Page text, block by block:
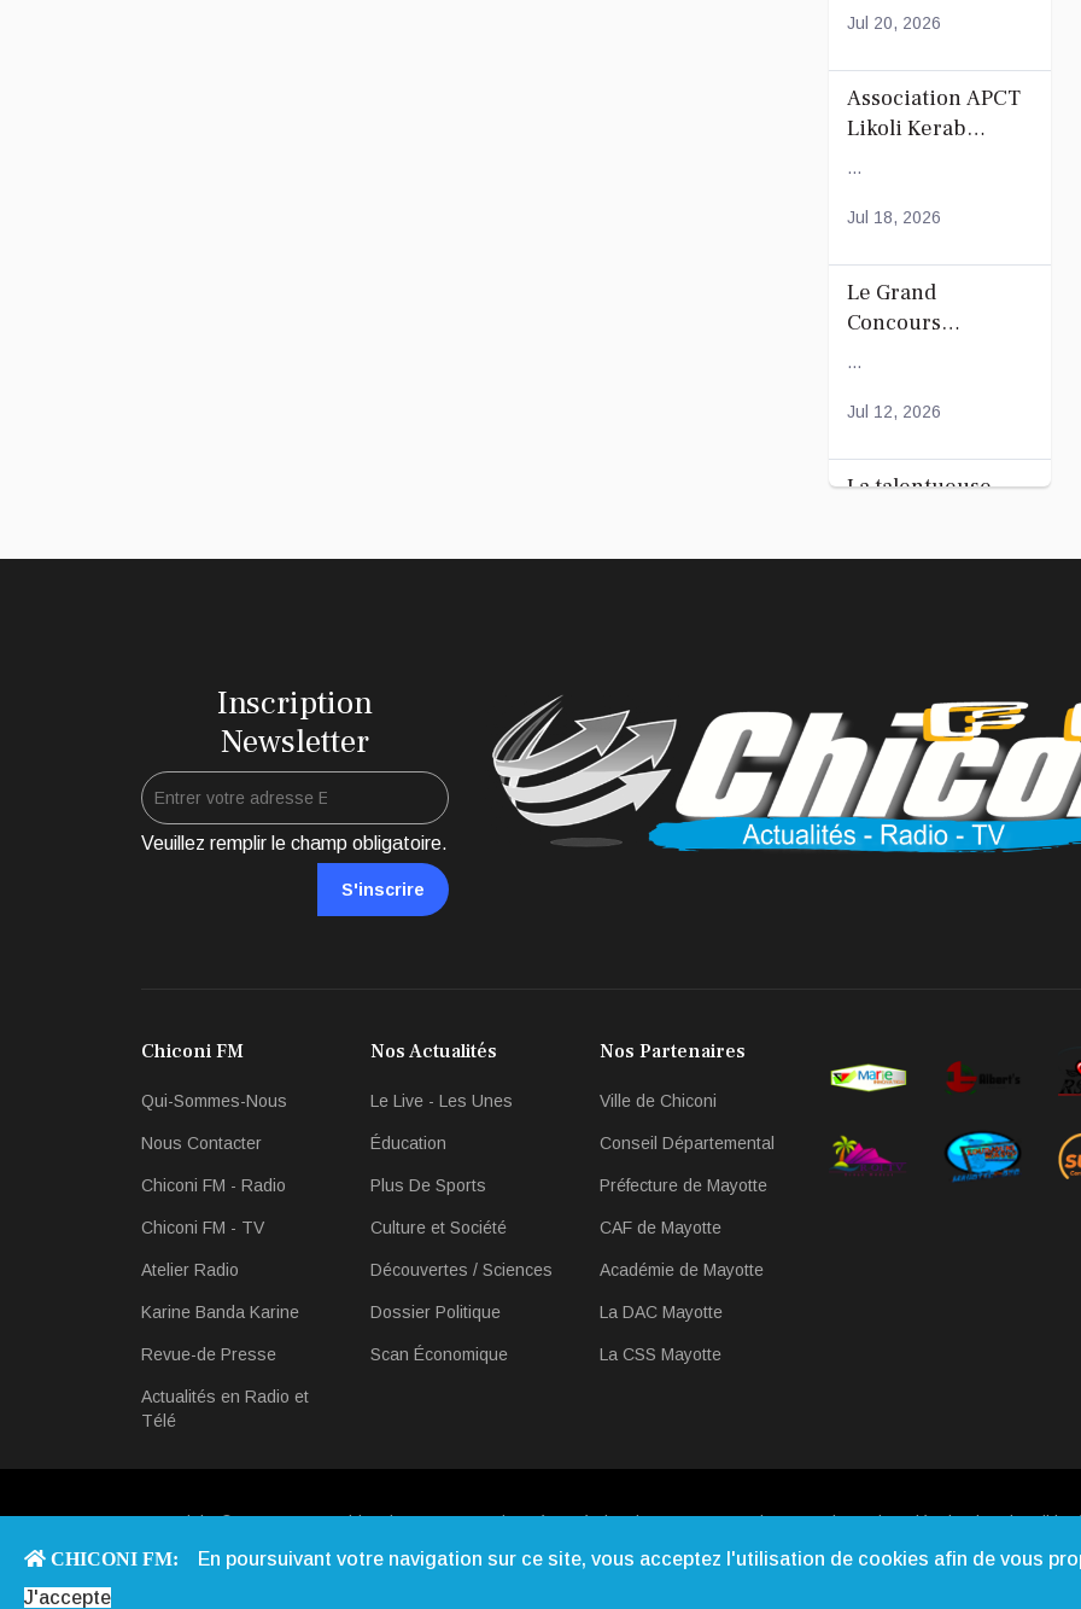
Jul 20, 2026
Association APCT
Likoli Kerab
Générale
...
Jul 18, 2026
Le Grand
Concours
l'association
...
Jul 12, 2026
La talentueuse
...
Inscription
Newsletter
Veuillez remplir le champ obligatoire.
S'inscrire
Chiconi FM
Qui-Sommes-Nous
Nous Contacter
Chiconi FM - Radio
Chiconi FM - TV
Atelier Radio
Karine Banda Karine
Revue-de Presse
Actualités en Radio et
Télé
Nos Actualités
Le Live - Les Unes
Éducation
Plus De Sports
Culture et Société
Découvertes / Sciences
Dossier Politique
Scan Économique
Nos Partenaires
Ville de Chiconi
Conseil Départemental
Préfecture de Mayotte
CAF de Mayotte
Académie de Mayotte
La DAC Mayotte
La CSS Mayotte
Copyright © 2013 - 2026 Chiconi FM. Tous Droits Réservés |Qui Sommes-nous|Contact|Mentions légales|Webmail|
CHICONI FM:
En poursuivant votre navigation sur ce site, vous acceptez l'utilisation de cookies afin de vous
J'accepte